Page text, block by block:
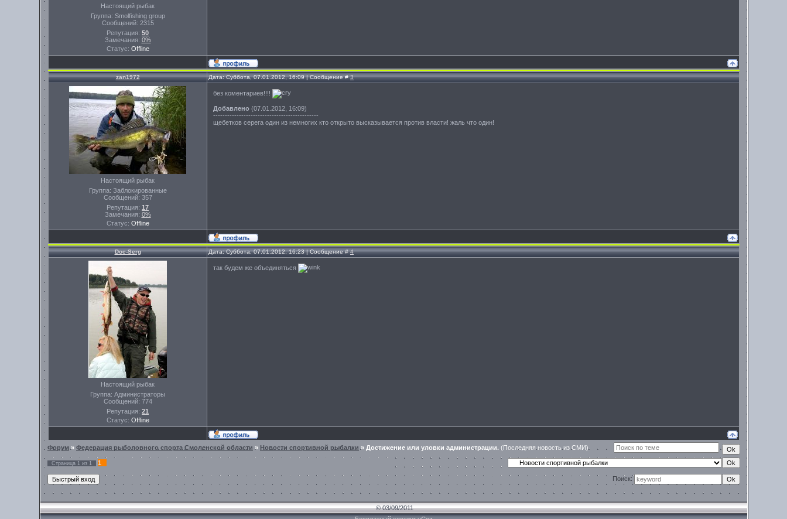
Настоящий рыбак
Группа: Smolfishing group
Сообщений: 2315
Репутация: 50
Замечания: 0%
Статус: Offline
zan1972 Дата: Суббота, 07.01.2012, 16:09 | Сообщение #3
Настоящий рыбак
Группа: Заблокированные
Сообщений: 357
Репутация: 17
Замечания: 0%
Статус: Offline
без коментариев!!!!
Добавлено (07.01.2012, 16:09)
---------------------------------------------
щебетков серега один из немногих кто открыто высказывается против власти! жаль что один!
Doc-Serg Дата: Суббота, 07.01.2012, 16:23 | Сообщение #4
Настоящий рыбак
Группа: Администраторы
Сообщений: 774
Репутация: 21
Статус: Offline
так будем же объединяться
Форум» Федерация рыболовного спорта Смоленской области » Новости спортивной рыбалки » Достижение или уловки администрации. (Последняя новость из СМИ)
Страница 1 из 1 1
Поиск:
© 03/09/2011